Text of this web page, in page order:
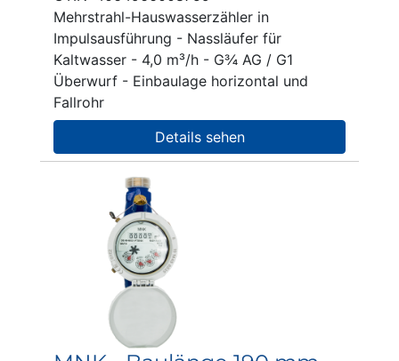
Mehrstrahl-Hauswasserzähler in
Impulsausführung - Nassläufer für
Kaltwasser - 4,0 m³/h - G¾ AG / G1
Überwurf - Einbaulage horizontal und
Fallrohr
Details sehen